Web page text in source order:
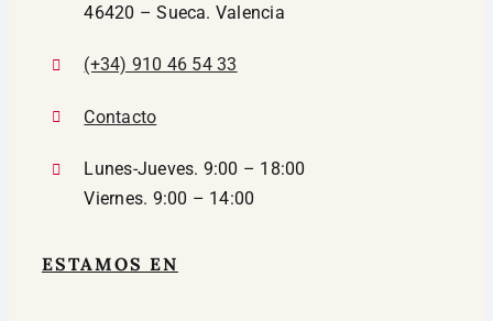
46420 – Sueca. Valencia
(+34) 910 46 54 33
Contacto
Lunes-Jueves. 9:00 – 18:00
Viernes. 9:00 – 14:00
ESTAMOS EN